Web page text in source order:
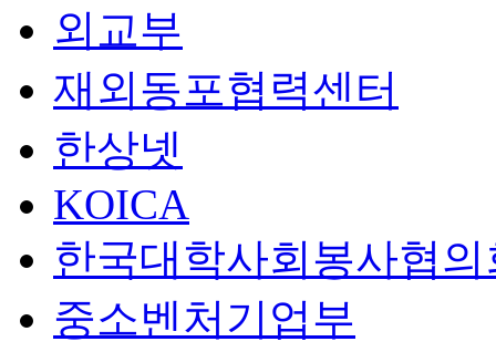
외교부
재외동포협력센터
한상넷
KOICA
한국대학사회봉사협의
중소벤처기업부